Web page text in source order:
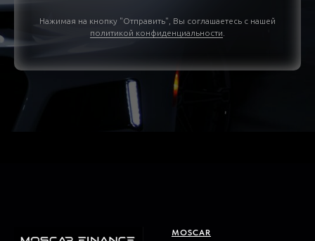
Нажимая на кнопку "Отправить", Вы соглашаетесь с нашей
политикой конфиденциальности
MOSCAR